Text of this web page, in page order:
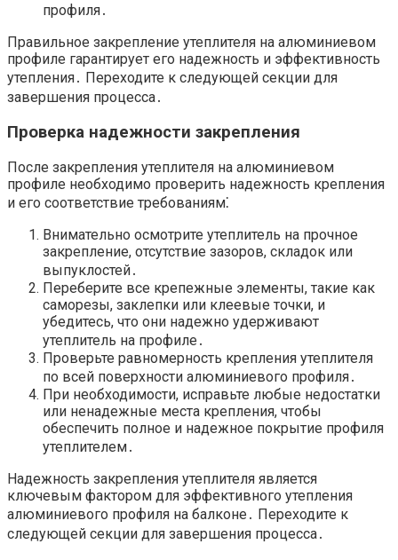
профиля․
Правильное закрепление утеплителя на алюминиевом
профиле гарантирует его надежность и эффективность
утепления․ Переходите к следующей секции для
завершения процесса․
Проверка надежности закрепления
После закрепления утеплителя на алюминиевом
профиле необходимо проверить надежность крепления
и его соответствие требованиям⁚
Внимательно осмотрите утеплитель на прочное
закрепление, отсутствие зазоров, складок или
выпуклостей․
Переберите все крепежные элементы, такие как
саморезы, заклепки или клеевые точки, и
убедитесь, что они надежно удерживают
утеплитель на профиле․
Проверьте равномерность крепления утеплителя
по всей поверхности алюминиевого профиля․
При необходимости, исправьте любые недостатки
или ненадежные места крепления, чтобы
обеспечить полное и надежное покрытие профиля
утеплителем․
Надежность закрепления утеплителя является
ключевым фактором для эффективного утепления
алюминиевого профиля на балконе․ Переходите к
следующей секции для завершения процесса․